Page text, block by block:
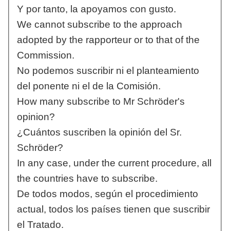
Y por tanto, la apoyamos con gusto.
We cannot subscribe to the approach
adopted by the rapporteur or to that of the
Commission.
No podemos suscribir ni el planteamiento
del ponente ni el de la Comisión.
How many subscribe to Mr Schröder's
opinion?
¿Cuántos suscriben la opinión del Sr.
Schröder?
In any case, under the current procedure, all
the countries have to subscribe.
De todos modos, según el procedimiento
actual, todos los países tienen que suscribir
el Tratado.